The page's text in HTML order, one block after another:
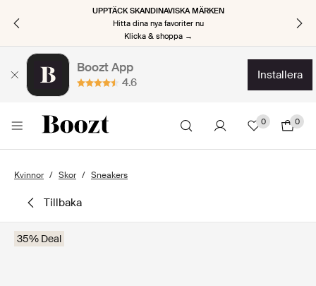
TILLBAKA TILL JOBBET, TILLBAKA MED STIL
Kickstarta den nya säsongen
Klicka & shoppa nu →
Boozt App
4.6
installera
0 0
Kvinnor Skor Sneakers
tillbaka
35% Deal